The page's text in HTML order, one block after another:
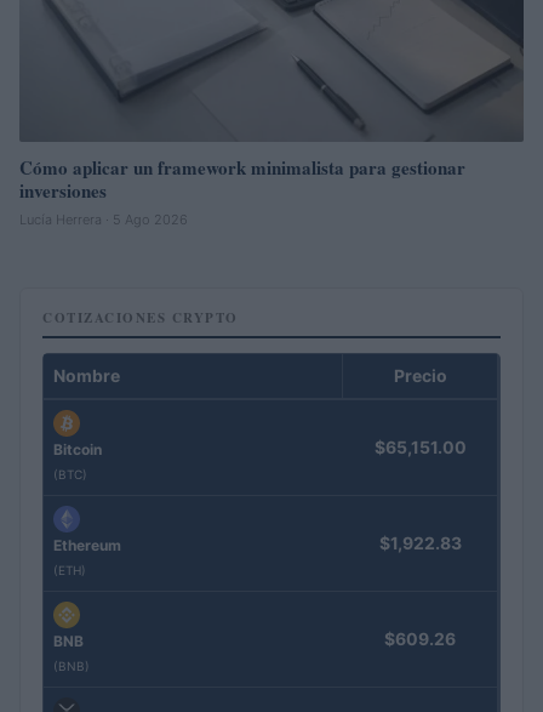
Cómo aplicar un framework minimalista para gestionar
inversiones
Lucía Herrera · 5 Ago 2026
COTIZACIONES CRYPTO
Nombre Precio
Bitcoin
(BTC)
$65,151.00
Ethereum
(ETH)
$1,922.83
BNB
(BNB)
$609.26